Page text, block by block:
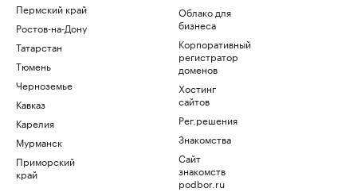
Пермский край
Ростов-на-Дону
Татарстан
Тюмень
Черноземье
Кавказ
Карелия
Мурманск
Приморский
край
Облако для
бизнеса
Корпоративный
регистратор
доменов
Хостинг
сайтов
Рег.решения
Знакомства
Сайт
знакомств
podbor.ru